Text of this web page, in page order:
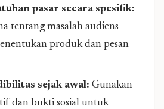
pasar secara spesifik:
tentang masalah audiens
produk dan pesan
sejak awal: Gunakan
dan bukti sosial untuk